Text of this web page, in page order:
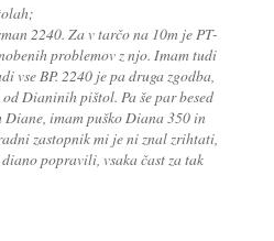
2240. Za v tarčo na 10m je PT-
problemov z njo. Imam tudi
vse BP. 2240 je pa druga zgodba,
Dianinih pištol. Pa še par besed
imam puško Diana 350 in
zastopnik mi je ni znal zrihtati,
popravili, vsaka čast za tak